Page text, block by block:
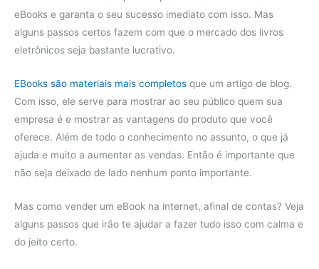
eBooks e garanta o seu sucesso imediato com isso. Mas
alguns passos certos fazem com que o mercado dos livros
eletrônicos seja bastante lucrativo.
EBooks são materiais mais completos que um artigo de blog.
Com isso, ele serve para mostrar ao seu público quem sua
empresa é e mostrar as vantagens do produto que você
oferece. Além de todo o conhecimento no assunto, o que já
ajuda e muito a aumentar as vendas. Então é importante que
não seja deixado de lado nenhum ponto importante.
Mas como vender um eBook na internet, afinal de contas? Veja
alguns passos que irão te ajudar a fazer tudo isso com calma e
do jeito certo.